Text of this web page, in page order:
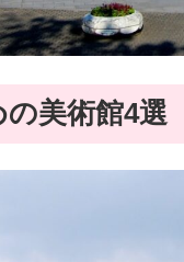
美術館4選